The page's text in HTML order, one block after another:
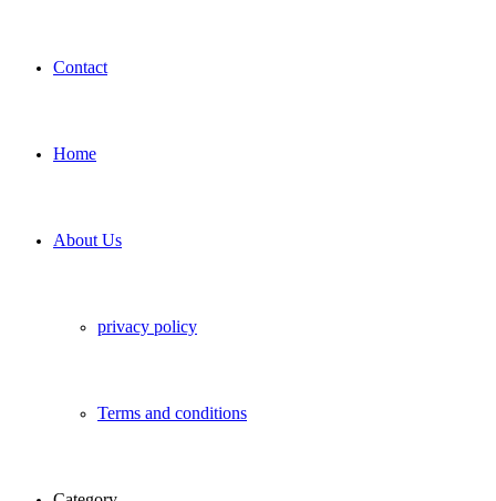
Contact
Home
About Us
privacy policy
Terms and conditions